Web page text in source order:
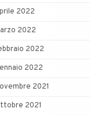
2022
2022
2022
2022
2021
2021